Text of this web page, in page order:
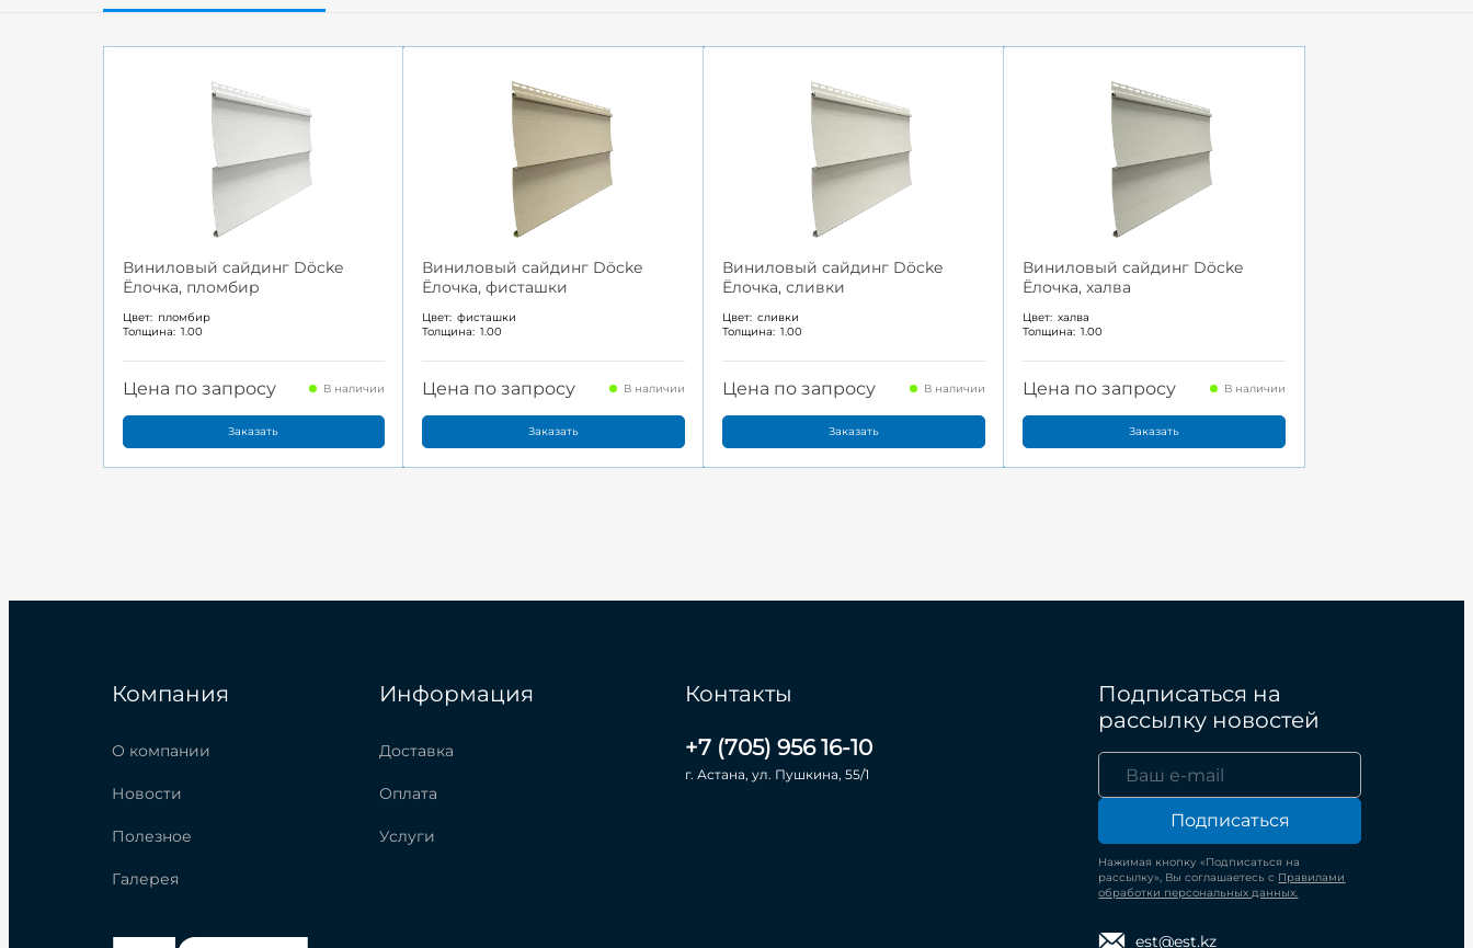
Виниловый сайдинг Döcke
Ёлочка, пломбир
Цвет: пломбир
Толщина: 1.00
Цена по запросу В наличии
Заказать
Виниловый сайдинг Döcke
Ёлочка, фисташки
Цвет: фисташки
Толщина: 1.00
Цена по запросу В наличии
Заказать
Виниловый сайдинг Döcke
Ёлочка, сливки
Цвет: сливки
Толщина: 1.00
Цена по запросу В наличии
Заказать
Виниловый сайдинг Döcke
Ёлочка, халва
Цвет: халва
Толщина: 1.00
Цена по запросу В наличии
Заказать
Компания
О компании
Новости
Полезное
Галерея
Информация
Доставка
Оплата
Услуги
Контакты
+7 (705) 956 16-10
г. Астана, ул. Пушкина, 55/1
Подписаться на
рассылку новостей
Подписаться
Нажимая кнопку «Подписаться на
рассылку», Вы соглашаетесь с Правилами
обработки персональных данных.
est@est.kz